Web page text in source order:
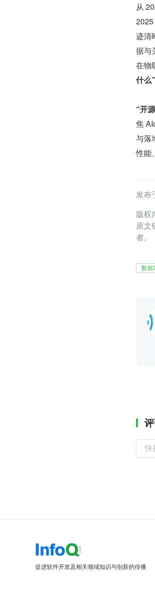
从
迹清
据与
在物
什么
“开
焦
与落
性能
发布
版权
原文
者。
数据
促进软件开发及相关领域知识与创新的传播